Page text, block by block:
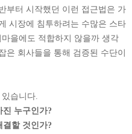
부터 시작했던 이런 접근법은 가
시장에 침투하려는 수많은 스타
을에도 적합하지 않을까 생각
은 회사들을 통해 검증된 수단이
습니다.
누구인가?
할 것인가?